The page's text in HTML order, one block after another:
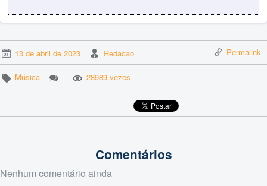
13 de abril de 2023 Redacao Permalink
Música 28989 vezes
Comentários
Nenhum comentário ainda